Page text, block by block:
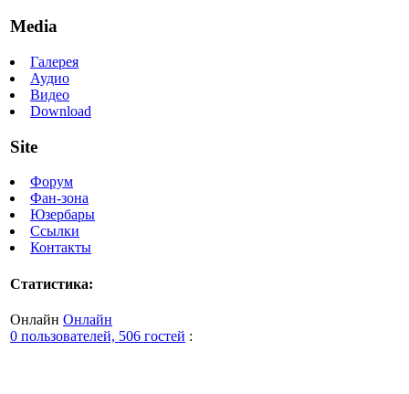
Media
Галерея
Аудио
Видео
Download
Site
Форум
Фан-зона
Юзербары
Ссылки
Контакты
Статистика:
Онлайн Онлайн
0 пользователей, 506 гостей :